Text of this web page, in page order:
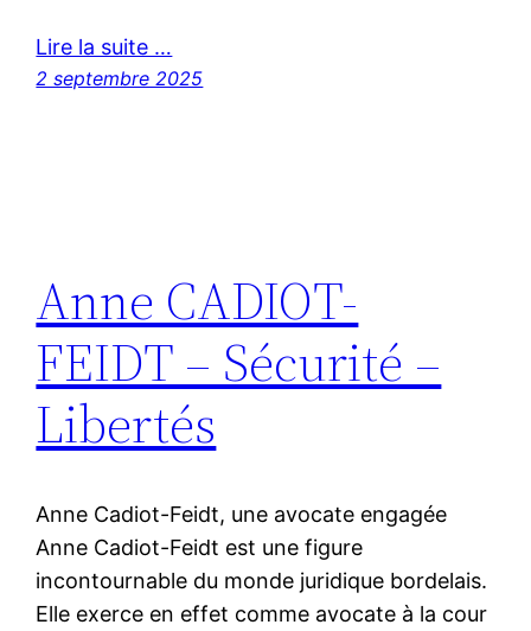
Lire la suite …
2 septembre 2025
Anne CADIOT-
FEIDT – Sécurité –
Libertés
Anne Cadiot-Feidt, une avocate engagée
Anne Cadiot-Feidt est une figure
incontournable du monde juridique bordelais.
Elle exerce en effet comme avocate à la cour